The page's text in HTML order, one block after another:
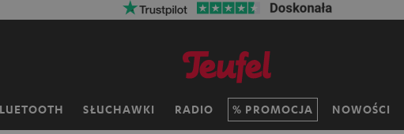
SŁUCHAWKI RADIO PROMOCJA NOWOŚCI